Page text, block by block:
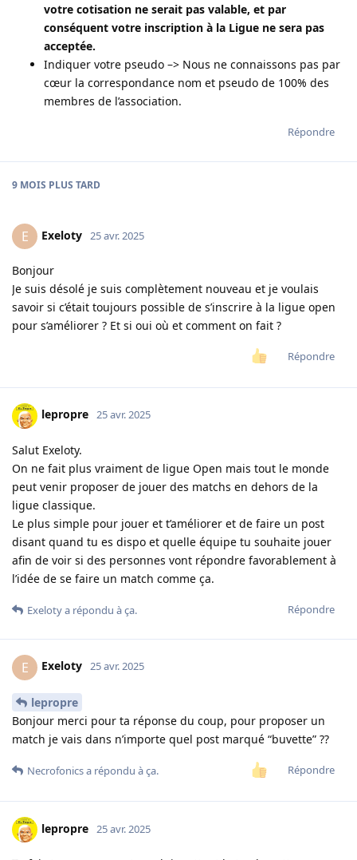
votre cotisation ne serait pas valable, et par
conséquent votre inscription à la Ligue ne sera pas
acceptée.
Indiquer votre pseudo –> Nous ne connaissons pas par
cœur la correspondance nom et pseudo de 100% des
membres de l’association.
Répondre
9 MOIS PLUS TARD
E Exeloty 25 avr. 2025
Bonjour
Je suis désolé je suis complètement nouveau et je voulais
savoir si c’était toujours possible de s’inscrire à la ligue open
pour s’améliorer ? Et si oui où et comment on fait ?
Répondre
lepropre 25 avr. 2025
Salut Exeloty.
On ne fait plus vraiment de ligue Open mais tout le monde
peut venir proposer de jouer des matchs en dehors de la
ligue classique.
Le plus simple pour jouer et t’améliorer et de faire un post
disant quand tu es dispo et quelle équipe tu souhaite jouer
afin de voir si des personnes vont répondre favorablement à
l’idée de se faire un match comme ça.
Répondre
Exelotya répondu à ça.
E Exeloty 25 avr. 2025
lepropre
Bonjour merci pour ta réponse du coup, pour proposer un
match je vais dans n’importe quel post marqué “buvette” ??
Répondre
Necrofonicsa répondu à ça.
lepropre 25 avr. 2025